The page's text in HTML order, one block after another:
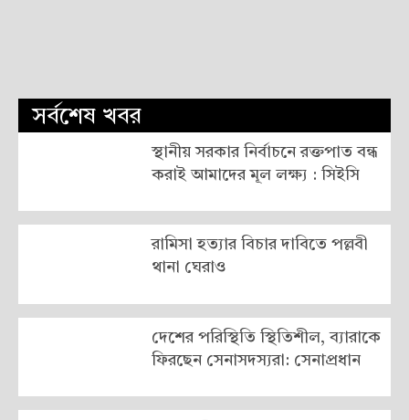
সর্বশেষ খবর
স্থানীয় সরকার নির্বাচনে রক্তপাত বন্ধ
করাই আমাদের মূল লক্ষ্য : সিইসি
রামিসা হত্যার বিচার দাবিতে পল্লবী
থানা ঘেরাও
দেশের পরিস্থিতি স্থিতিশীল, ব্যারাকে
ফিরছেন সেনাসদস্যরা: সেনাপ্রধান